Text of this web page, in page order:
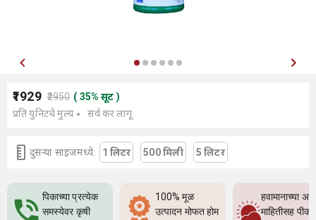
₹1929 ₹2950 ( 35% सूट )
प्रति युनिटचे मुल्य
सर्व कर लागू
दुसर्‍या साइजमध्ये: 1 लिटर 500 मिली 5 लिटर
पिकाच्या प्रत्येक
समस्येवर कृषी
100% मूळ
उत्पादन मोफत होम
हवामानाच्या
माहितीसह पीक